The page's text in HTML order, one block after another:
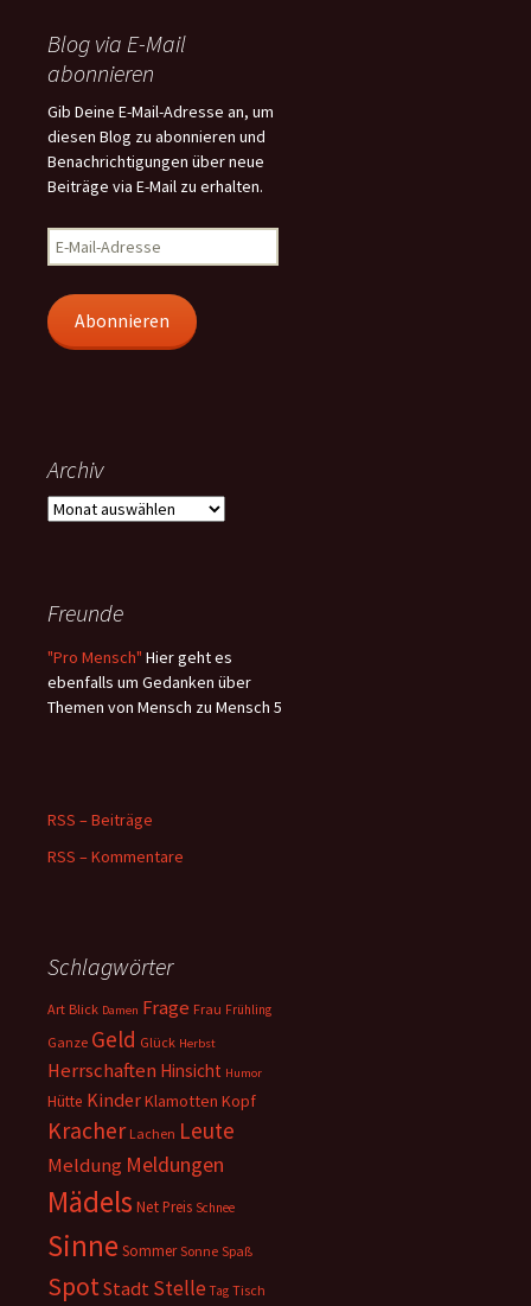
Blog via E-Mail
abonnieren
Gib Deine E-Mail-Adresse an, um
diesen Blog zu abonnieren und
Benachrichtigungen über neue
Beiträge via E-Mail zu erhalten.
E-
Mail-
Abonnieren
Archiv
Archiv
Freunde
"Pro Mensch" Hier geht es
ebenfalls um Gedanken über
Themen von Mensch zu Mensch 5
RSS – Beiträge
RSS – Kommentare
Schlagwörter
Art Blick Damen Frage Frau Frühling
Ganze Geld Glück Herbst
Herrschaften Hinsicht Humor
Hütte KinderKlamotten Kopf
Kracher Lachen Leute
Meldung Meldungen
Mädels NetPreis Schnee
Sinne Sommer Sonne Spaß
SpotStadt Stelle Tag Tisch